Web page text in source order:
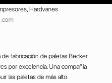
Hardvanes
de fabricación de paletas Becker
por excelencia. Una compañía
las paletas de más alto